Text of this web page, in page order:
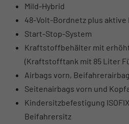
Mild-Hybrid
48-Volt-Bordnetz plus
Start-Stop-System
Kraftstoffbehälter mit
(Kraftstofftank mit 85 Liter
Airbags vorn,
Seitenairbags vorn und
Kindersitzbefestigung
Beifahrersitz